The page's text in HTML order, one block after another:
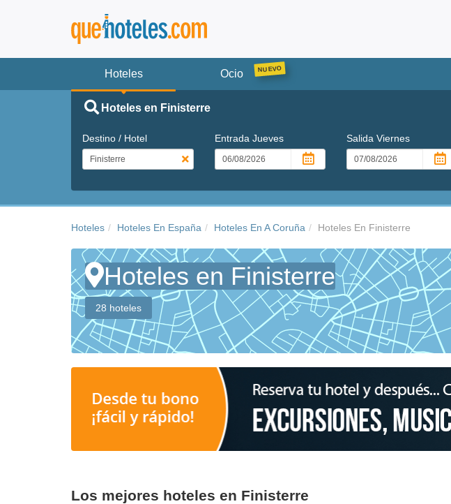
Hoteles Ocio
Hoteles en Finisterre
Destino / Hotel Entrada Jueves SalidaViernes
Hoteles Hoteles En España Hoteles En A Coruña Hoteles En Finisterre
Hoteles en Finisterre
28 hoteles
Los mejores hoteles en Finisterre